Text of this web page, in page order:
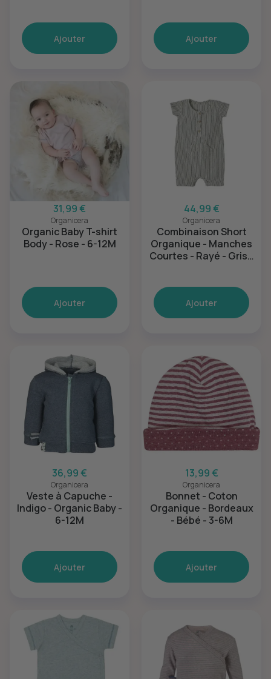
Ajouter Ajouter
31,99 €
Organicera
Organic Baby T-shirt
Body - Rose - 6-12M
Ajouter
44,99 €
Organicera
Combinaison Short
Organique - Manches
Courtes - Rayé - Gris -
Ajouter
36,99 €
Organicera
Veste à Capuche -
Indigo - Organic Baby -
6-12M
Ajouter
13,99 €
Organicera
Bonnet - Coton
Organique - Bordeaux
- Bébé - 3-6M
Ajouter